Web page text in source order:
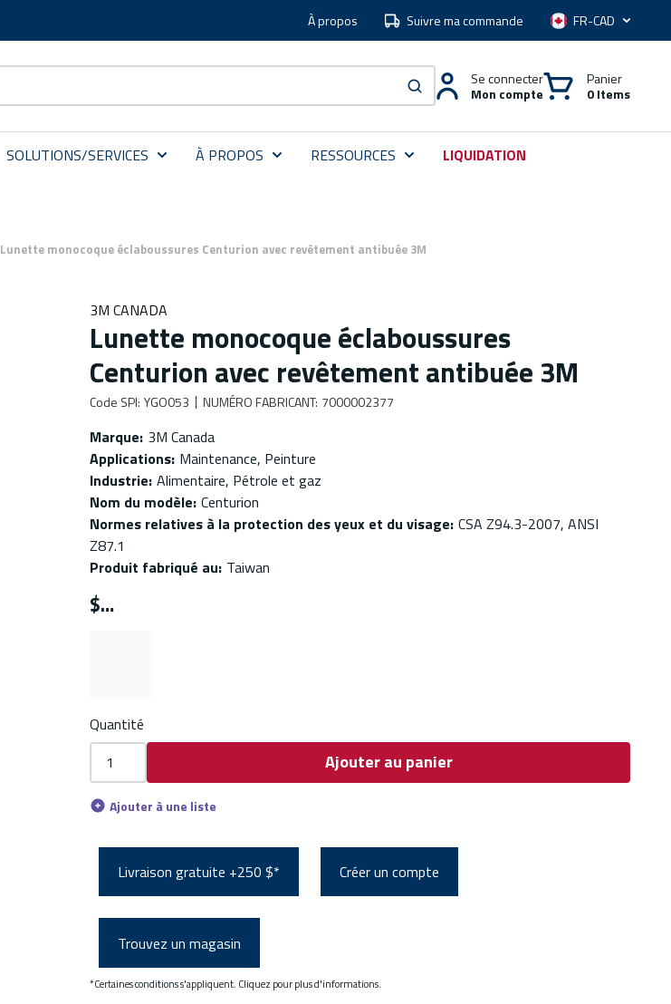
À propos Suivre ma commande Langue
soumettre une recherche
Se connecter
Mon compte
Panier
0 Items
SOLUTIONS/SERVICES À PROPOS RESSOURCES LIQUIDATION
Lunette monocoque éclaboussures Centurion avec revêtement antibuée 3M
3M CANADA
Lunette monocoque éclaboussures
Centurion avec revêtement antibuée 3M
Code SPI: YGO053 NUMÉRO FABRICANT: 7000002377
Marque: 3M Canada
Applications: Maintenance, Peinture
Industrie: Alimentaire, Pétrole et gaz
Nom du modèle: Centurion
Normes relatives à la protection des yeux et du visage: CSA Z94.3-2007, ANSI
Z87.1
Produit fabriqué au: Taiwan
$
Quantité
Ajouter au panier
Ajouter à une liste
Livraison gratuite +250 $* Créer un compte
Trouvez un magasin
*Certaines conditions s'appliquent. Cliquez pour plus d'informations.